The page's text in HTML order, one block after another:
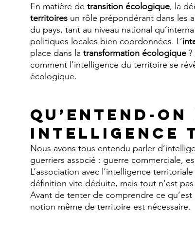
En matière de transition écologique, la
territoires un rôle prépondérant dans les
du pays, tant au niveau national
politiques locales bien coordonnées. L’
place dans la transformation écologique
comment l’intelligence du territoire se
écologique.
Qu’entend-on
intelligence
Nous avons tous entendu parler
guerriers associé : guerre commerciale,
L’association avec l’intelligence
définition vite déduite, mais tout n’est
Avant de tenter de comprendre ce
notion même de territoire est nécessaire.